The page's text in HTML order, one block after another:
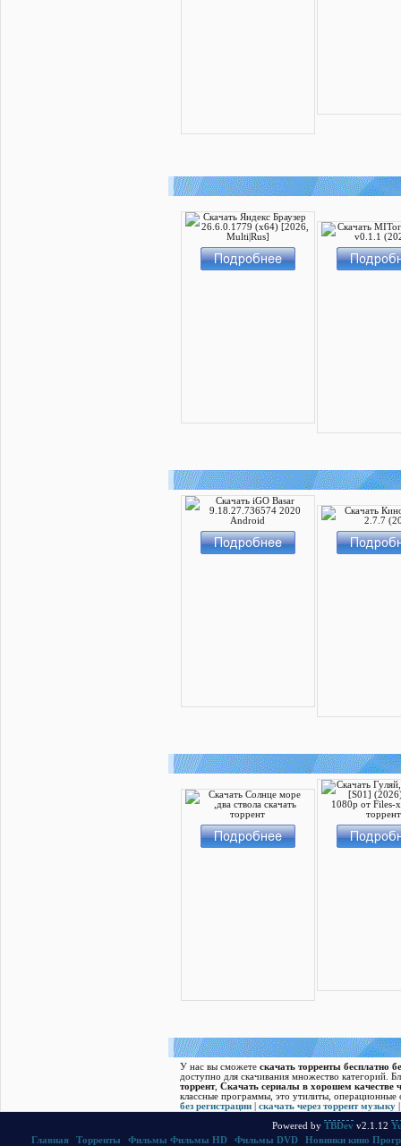
У нас вы сможете скачать торренты бесплатно
доступно для скачивания множество категорий.
торрент, Скачать cериалы в хорошем качестве
классные программы, это утилиты,
без регистрации| скачать через торрент музыку
Powered by TBDev v2.1.12
Главная
Торренты Фильмы Фильмы HD Фильмы DVD Новинки кино